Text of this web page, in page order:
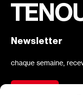
Newsletter
chaque semaine,